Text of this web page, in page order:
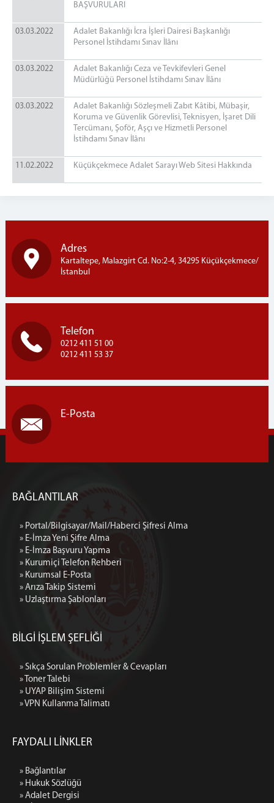
BAŞVURULARI
03.03.2022
Adalet Bakanlığı İcra İşleri Dairesi Başkanlığı
Personel İstihdamı Sınav İlânı
03.03.2022
Adalet Bakanlığı Ceza ve Tevkifevleri Genel
Müdürlüğü Personel İstihdamı Sınav İlânı
03.03.2022
Adalet Bakanlığı Sözleşmeli Zabıt Kâtibi, Mübaşir,
Koruma ve Güvenlik Görevlisi, Teknisyen, İşaret Dili
Tercümanı, Şoför, Aşçı ve Hizmetli Personel
İstihdamı Sınav İlânı
11.02.2022 Küçükçekmece Adalet Sarayı Web Sitesi Hakkında
Adres
Kartaltepe, Malazgirt Cd. No:2-4, 34295 Küçükçekmece/
İstanbul
Telefon
0212 411 51 00
0212 411 53 37
E-Posta
BAĞLANTILAR
» Portal/Bilgisayar/Mail/Haberci Şifresi Alma
» E-İmza Yeni Şifre Alma
» E-İmza Başvuru Yapma
» Kurumiçi Telefon Rehberi
» Kurumsal E-Posta
» Arıza Takip Sistemi
» Uzlaştırma Şablonları
BİLGİ İŞLEM ŞEFLİĞİ
» Sıkça Sorulan Problemler & Cevapları
» Toner Talebi
» UYAP Bilişim Sistemi
» VPN Kullanma Talimatı
FAYDALI LİNKLER
» Bağlantılar
» Hukuk Sözlüğü
» Adalet Dergisi